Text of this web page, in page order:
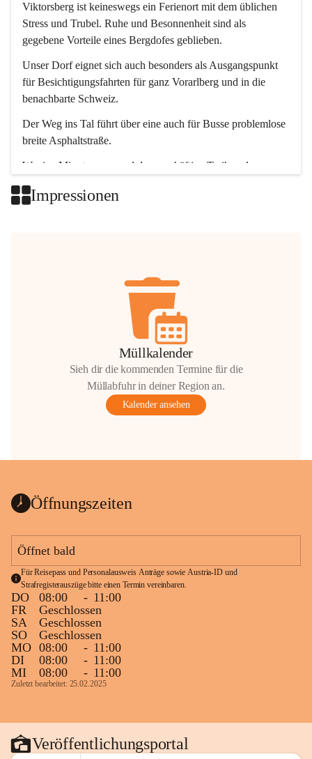
Viktorsberg ist keineswegs ein Ferienort mit dem üblichen
Stress und Trubel. Ruhe und Besonnenheit sind als
gegebene Vorteile eines Bergdofes geblieben.
Unser Dorf eignet sich auch besonders als Ausgangspunkt
für Besichtigungsfahrten für ganz Vorarlberg und in die
benachbarte Schweiz.
Der Weg ins Tal führt über eine auch für Busse problemlose
breite Asphaltstraße.
Wenige Minuten nur, und das geschäftige Treiben der
Impressionen
Müllkalender
Sieh dir die kommenden Termine für die
Müllabfuhr in deiner Region an.
Kalender ansehen
Öffnungszeiten
Öffnet bald
Für Reisepass und Personalausweis Anträge sowie Austria-ID und
Strafregisterauszüge bitte einen Termin vereinbaren.
DO 08:00 - 11:00
FR
Geschlossen
SA
Geschlossen
SO
Geschlossen
MO 08:00 - 11:00
DI
08:00 - 11:00
MI
08:00 - 11:00
Zuletzt bearbeitet: 25.02.2025
Veröffentlichungsportal